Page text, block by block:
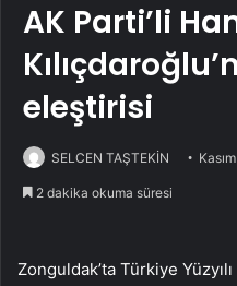
AK Parti’li
eleştirisi
SELCEN TAŞTEKİN
2 dakika okuma süresi
Zonguldak’ta Türkiye